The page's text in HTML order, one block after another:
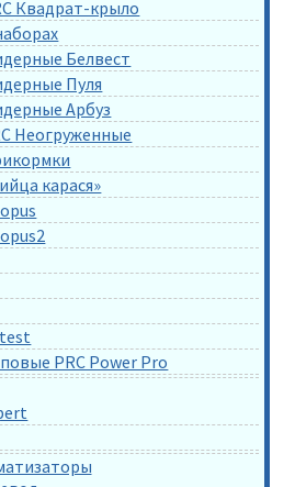
Квадрат-крыло
Белвест
Пуля
Арбуз
Неогруженные
карася»
PRC Power Pro